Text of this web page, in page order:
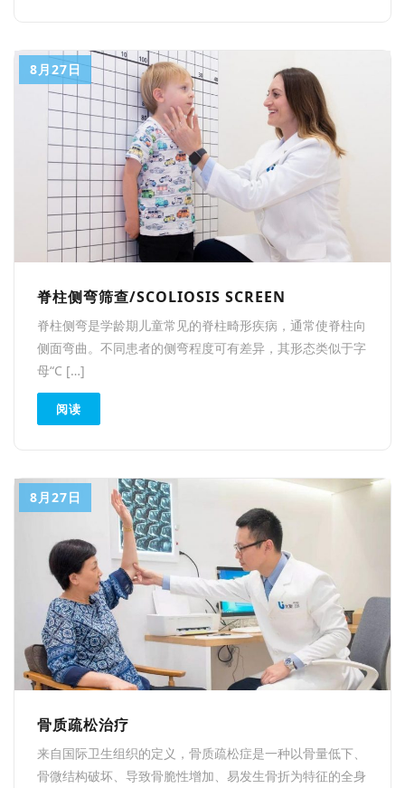
8月27日
脊柱侧弯筛查/SCOLIOSIS SCREEN
脊柱侧弯是学龄期儿童常见的脊柱畸形疾病，通常使脊柱向
侧面弯曲。不同患者的侧弯程度可有差异，其形态类似于字
母“C […]
阅读
8月27日
骨质疏松治疗
来自国际卫生组织的定义，骨质疏松症是一种以骨量低下、
骨微结构破坏、导致骨脆性增加、易发生骨折为特征的全身